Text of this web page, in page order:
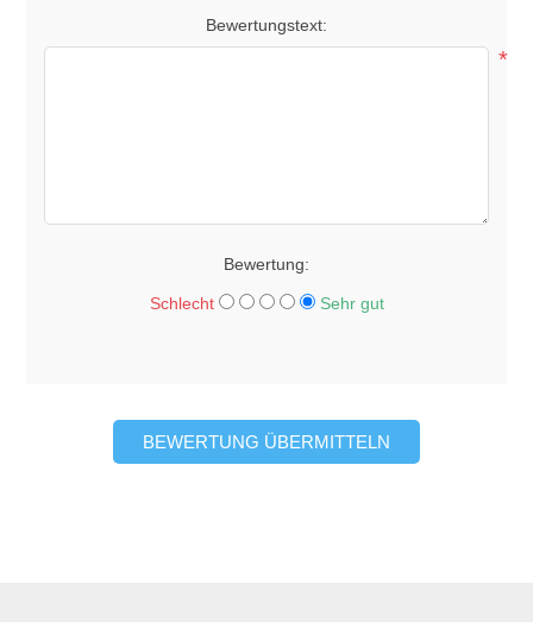
Bewertungstext:
*
Bewertung:
Schlecht Sehr gut
BEWERTUNG ÜBERMITTELN